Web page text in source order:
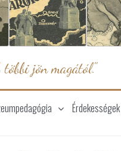
jön magától."
Érdekességek